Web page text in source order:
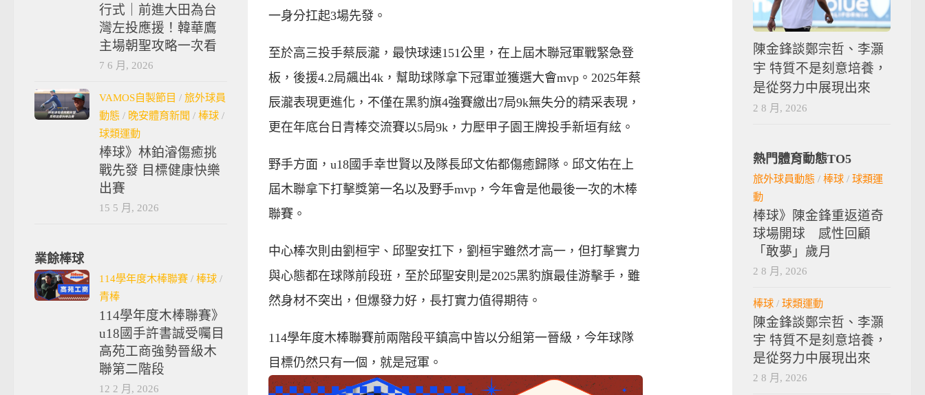
一身分扛起3場先發。
至於高三投手蔡辰瀧，最快球速151公里，在上屆木聯冠軍戰緊急登
板，後援4.2局飆出4k，幫助球隊拿下冠軍並獲選大會mvp。2025年蔡
辰瀧表現更進化，不僅在黑豹旗4強賽繳出7局9k無失分的精采表現，
更在年底台日青棒交流賽以5局9k，力壓甲子園王牌投手新垣有絃。
野手方面，u18國手幸世賢以及隊長邱文佑都傷癒歸隊。邱文佑在上
屆木聯拿下打擊獎第一名以及野手mvp，今年會是他最後一次的木棒
聯賽。
中心棒次則由劉桓宇、邱聖安扛下，劉桓宇雖然才高一，但打擊實力
與心態都在球隊前段班，至於邱聖安則是2025黑豹旗最佳游擊手，雖
然身材不突出，但爆發力好，長打實力值得期待。
114學年度木棒聯賽前兩階段平鎮高中皆以分組第一晉級，今年球隊
目標仍然只有一個，就是冠軍。
行式｜前進大田為台
灣左投應援！韓華鷹
主場朝聖攻略一次看
7 6 月, 2026
VAMOS自製節目 / 旅外球員
動態 / 晚安體育新聞 / 棒球 /
球類運動
棒球》林鉑濬傷癒挑
戰先發 目標健康快樂
出賽
15 5 月, 2026
業餘棒球
114學年度木棒聯賽 / 棒球 /
青棒
114學年度木棒聯賽》
u18國手許書誠受囑目
高苑工商強勢晉級木
聯第二階段
12 2 月, 2026
陳金鋒談鄭宗哲、李灝
宇 特質不是刻意培養，
是從努力中展現出來
2 8 月, 2026
熱門體育動態TO5
旅外球員動態 / 棒球 / 球類運
動
棒球》陳金鋒重返道奇
球場開球 感性回顧
「敢夢」歲月
2 8 月, 2026
棒球 / 球類運動
陳金鋒談鄭宗哲、李灝
宇 特質不是刻意培養，
是從努力中展現出來
2 8 月, 2026